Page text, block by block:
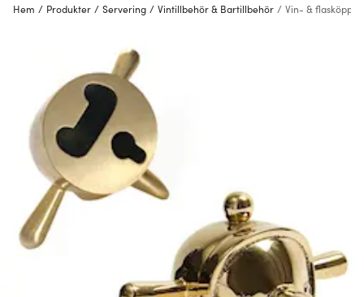
Hem / Produkter / Servering / Vintillbehör & Bartillbehör / Vin- &